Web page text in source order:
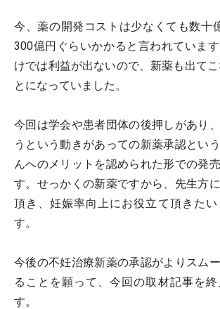
今、薬の開発コストは少なくても数十
300億円ぐらいかかると言われていま
けでは利益が出ないので、新薬も出て
とになっていました。
今回は学会や患者団体の後押しがあり
うという動きがあっての新薬承認とい
んへのメリットを認められた形での発
す。せっかくの新薬ですから、先生方
頂き、妊娠率向上にお役立て頂きた
す。
今後の不妊治療新薬の承認がよりスム
ることを願って、今回の取材記事を終
す。